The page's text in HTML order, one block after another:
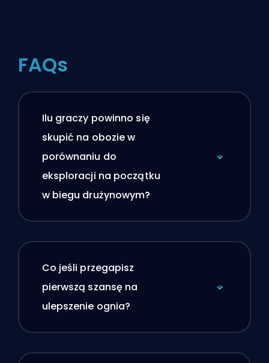
FAQs
Ilu graczy powinno się
skupić na obozie w
porównaniu do
eksploracji na początku
w biegu drużynowym?
Co jeśli przegapisz
pierwszą szansę na
ulepszenie ognia?